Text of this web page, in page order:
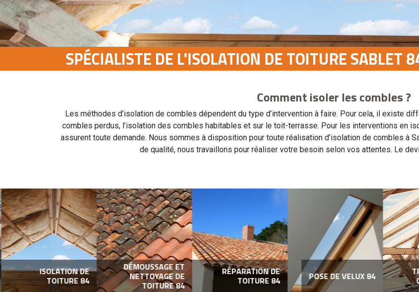
SPÉCIALISTE DE L'ISOLATION DE TOITURE SABLET
Comment isoler les combles ?
Les méthodes d’isolation de combles dépendent du type d’intervention à faire. Pour cela, il existe
combles perdus, l’isolation des combles habitables et sur le toit-terrasse. Pour les interventions en
assurent toute demande. Nous sommes à disposition pour toute réalisation d’isolation de combles à
de qualité, nous travaillons pour réaliser votre besoin selon vos attentes. Le
ISOLATION DE
TOITURE 84
DÉMOUSSAGE ET
NETTOYAGE DE
TOITURE 84
RÉPARATION DE
TOITURE 84 POSE DE VELUX 84